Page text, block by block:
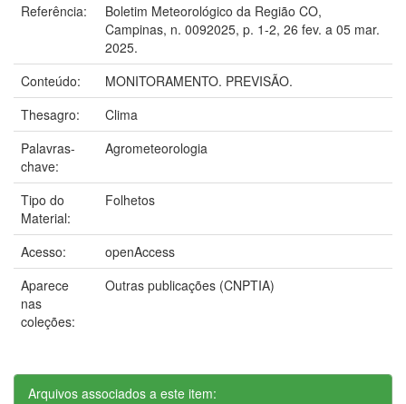
Referência:
Boletim Meteorológico da Região CO,
Campinas, n. 0092025, p. 1-2, 26 fev. a 05 mar.
2025.
Conteúdo:
MONITORAMENTO. PREVISÃO.
Thesagro:
Clima
Palavras-
chave:
Agrometeorologia
Tipo do
Material:
Folhetos
Acesso:
openAccess
Aparece
nas
coleções:
Outras publicações (CNPTIA)
Arquivos associados a este item: